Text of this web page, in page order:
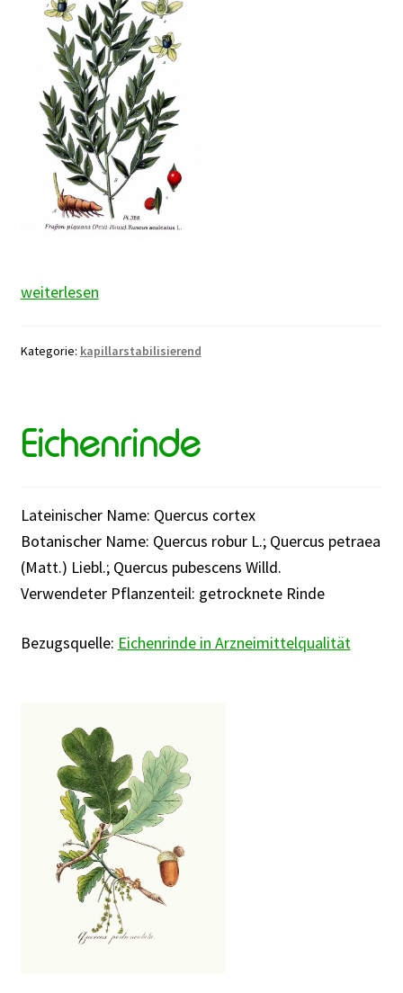
Mäusedornwurzelstock
weiterlesen
Kategorie: kapillarstabilisierend
Eichenrinde
Lateinischer Name: Quercus cortex
Botanischer Name: Quercus robur L.; Quercus petraea
(Matt.) Liebl.; Quercus pubescens Willd.
Verwendeter Pflanzenteil: getrocknete Rinde
Bezugsquelle: Eichenrinde in Arzneimittelqualität